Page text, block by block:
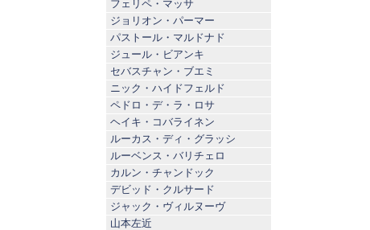
フェリペ・マッサ
ジョリオン・パーマー
パストール・マルドナド
ジュール・ビアンキ
セバスチャン・ブエミ
ニック・ハイドフェルド
ペドロ・デ・ラ・ロサ
ヘイキ・コバライネン
ルーカス・ディ・グラッシ
ルーベンス・バリチェロ
カルン・チャンドック
デビッド・クルサード
ジャック・ヴィルヌーヴ
山本左近